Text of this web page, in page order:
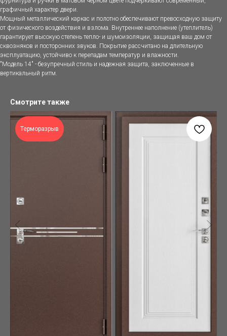
графичный характер двери.
Мощный металлический каркас и полотно обеспечивают превосходную защиту
от физического воздействия и взлома. Внутреннее наполнение (утеплитель)
гарантирует высокую степень тепло- и шумоизоляции, защищая ваш дом от
сквозняков и посторонних звуков. Покрытие рассчитано на длительную
эксплуатацию, устойчиво к перепадам температур и влажности.
"Модель 14" - безупречный стиль и надежная защита, заключенные в
вертикальный ритм.
Смотрите также
Терморазрыв